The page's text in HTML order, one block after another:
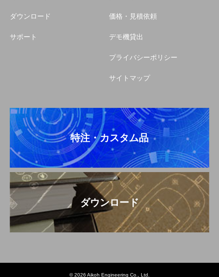
ダウンロード
サポート
価格・見積依頼
デモ機貸出
プライバシーポリシー
サイトマップ
特注・カスタム品
ダウンロード
© 2026 Aikoh Engineering Co., Ltd.